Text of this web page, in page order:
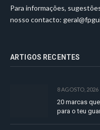
Para informações,
nosso contacto:
ARTIGOS RECENTES
8 AGOSTO, 2026
20 marcas
para o teu